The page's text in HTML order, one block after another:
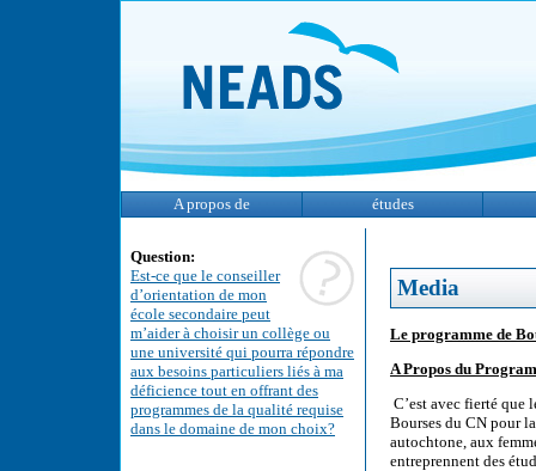
A propos de études
Question:
Est-ce que le conseiller
d’orientation de mon
école secondaire peut
m’aider à choisir un collège ou
une université qui pourra répondre
aux besoins particuliers liés à ma
déficience tout en offrant des
programmes de la qualité requise
dans le domaine de mon choix?
Media
Le programme de
A Propos du
C’est avec fierté que
Bourses du CN pour
autochtone, aux
entreprennent des